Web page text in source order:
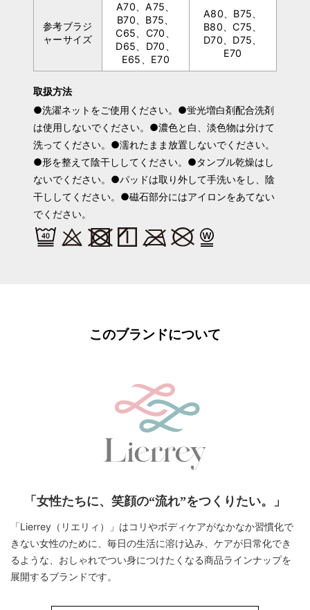
Lierrey マグネライフウェア
ナイトブラ
カラー：
サイズ：M
ショッピングカートを見る
参考ブラジ
ャーサイズ
A70、A75、
B70、B75、
C65、C70、
D65、D70、
E65、E70
A80、B75、
B80、C75、
D70、D75、
E70
取扱方法
●洗濯ネットをご使用ください。●蛍光増白剤配合洗剤
は使用しないでください。●濃色と白、淡色物は分けて
洗ってください。●濡れたまま放置しないでください。
●形を整えて陰干ししてください。●タンブル乾燥はし
ないでください。●パッドは取り外して手洗いをし、陰
干ししてください。●磁石部分にはアイロンをあてない
でください。
このブランドについて
「女性たちに、笑顔の“流れ”をつくりたい。」
「Lierrey（リエリィ）」はコリやボディケアがなかなか習慣化で
きない女性のために、毎日の生活に溶け込み、 ケアが日常化でき
るような、おしゃれでつい身につけたくなる商品ラインナップを
展開するブランドです。